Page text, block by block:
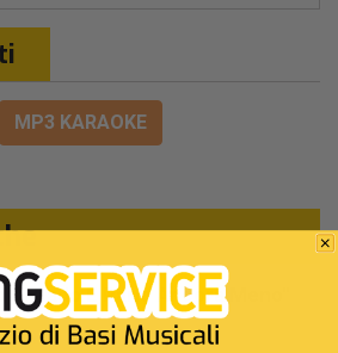
MP3 KARAOKE
Di Rado E Parlo Ancora Meno"